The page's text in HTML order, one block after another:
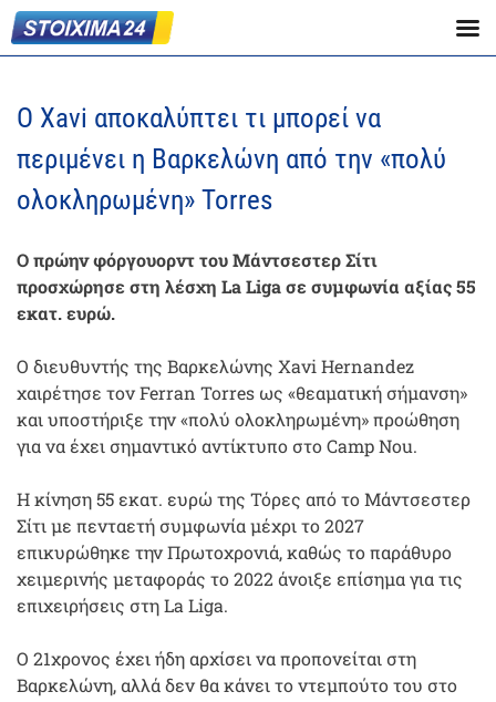
Ο Xavi αποκαλύπτει τι μπορεί να
περιμένει η Βαρκελώνη από την «πολύ
ολοκληρωμένη» Torres
Ο πρώην φόργουορντ του Μάντσεστερ Σίτι
προσχώρησε στη λέσχη La Liga σε συμφωνία αξίας 55
εκατ. ευρώ.
Ο διευθυντής της Βαρκελώνης Xavi Hernandez
χαιρέτησε τον Ferran Torres ως «θεαματική σήμανση»
και υποστήριξε την «πολύ ολοκληρωμένη» προώθηση
για να έχει σημαντικό αντίκτυπο στο Camp Nou.
Η κίνηση 55 εκατ. ευρώ της Τόρες από το Μάντσεστερ
Σίτι με πενταετή συμφωνία μέχρι το 2027
επικυρώθηκε την Πρωτοχρονιά, καθώς το παράθυρο
χειμερινής μεταφοράς το 2022 άνοιξε επίσημα για τις
επιχειρήσεις στη La Liga.
Ο 21χρονος έχει ήδη αρχίσει να προπονείται στη
Βαρκελώνη, αλλά δεν θα κάνει το ντεμπούτο του στο